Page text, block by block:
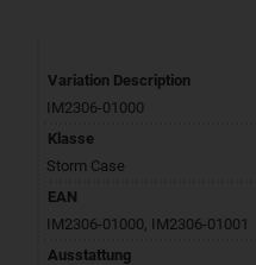
Variation Description
IM2306-01000
Klasse
Storm Case
EAN
IM2306-01000 IM2306-01001
Ausstattung